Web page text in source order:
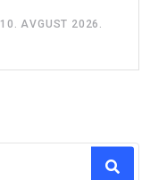
10. AVGUST 2026.